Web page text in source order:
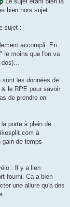
bien hors sujet.
sujet :
accompli . En
le moins que l'on va
les données de
le RPE pour savoir
de prendre en
porte à plein de
à
gain de temps
: Il y a lien
fourni. Ca a bien
une allure qu'à des